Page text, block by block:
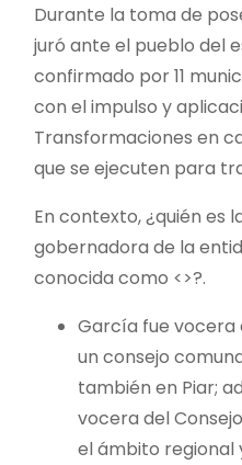
Durante la toma de
juró ante el pueblo del
confirmado por 11
con el impulso y
Transformaciones en
que se ejecuten para
En contexto, ¿quién es
gobernadora de la
conocida como <>?.
García fue
un consejo
también en Piar;
vocera del
el ámbito regional